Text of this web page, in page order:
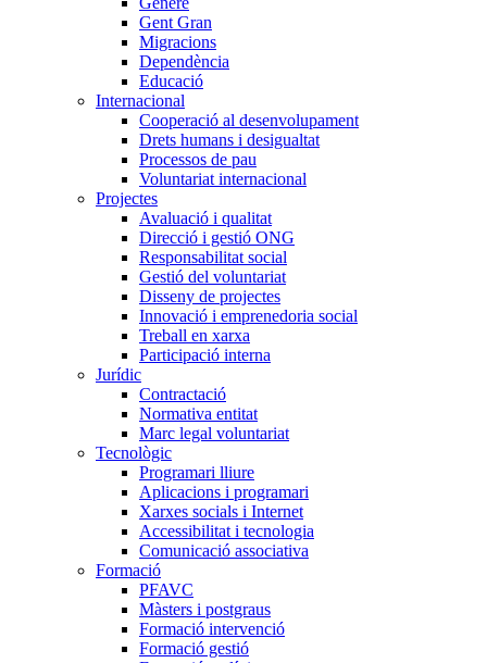
Gent Gran
Migracions
Dependència
Educació
Internacional
Cooperació al desenvolupament
Drets humans i desigualtat
Processos de pau
Voluntariat internacional
Projectes
Avaluació i qualitat
Direcció i gestió ONG
Responsabilitat social
Gestió del voluntariat
Disseny de projectes
Innovació i emprenedoria social
Treball en xarxa
Participació interna
Jurídic
Contractació
Normativa entitat
Marc legal voluntariat
Tecnològic
Programari lliure
Aplicacions i programari
Xarxes socials i Internet
Accessibilitat i tecnologia
Comunicació associativa
Formació
PFAVC
Màsters i postgraus
Formació intervenció
Formació gestió